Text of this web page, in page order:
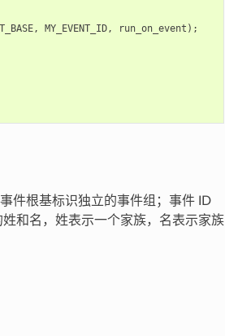
, MY_EVENT_ID, run_on_event );
件根基标识独立的事件组；事件 ID
和名，姓表示一个家族，名表示家族